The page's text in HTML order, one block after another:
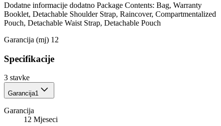
Dodatne informacije dodatno Package Contents: Bag, Warranty
Booklet, Detachable Shoulder Strap, Raincover, Compartmentalized
Pouch, Detachable Waist Strap, Detachable Pouch
Garancija (mj) 12
Specifikacije
3 stavke
Garancija1
Garancija
12 Mjeseci